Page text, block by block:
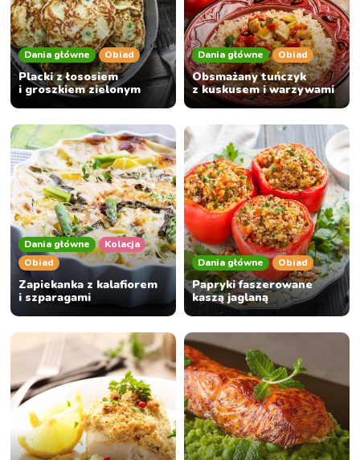
Dania główne Obiad
Placki z łososiem
i groszkiem zielonym
Dania główne Obiad
Obsmażany tuńczyk
z kuskusem i warzywami
Dania główne
Kolacja
Obiad
Zapiekanka z kalafiorem
i szparagami
Dania główne Obiad
Papryki faszerowane
kaszą jaglaną